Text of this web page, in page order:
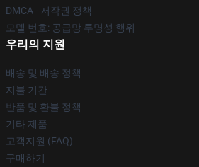
DMCA - 저작권 정책
모델 번호: 공급망 투명성 행위
우리의 지원
배송 및 배송 정책
지불 기간
반품 및 환불 정책
기타 제품
고객지원 (FAQ)
구매하기